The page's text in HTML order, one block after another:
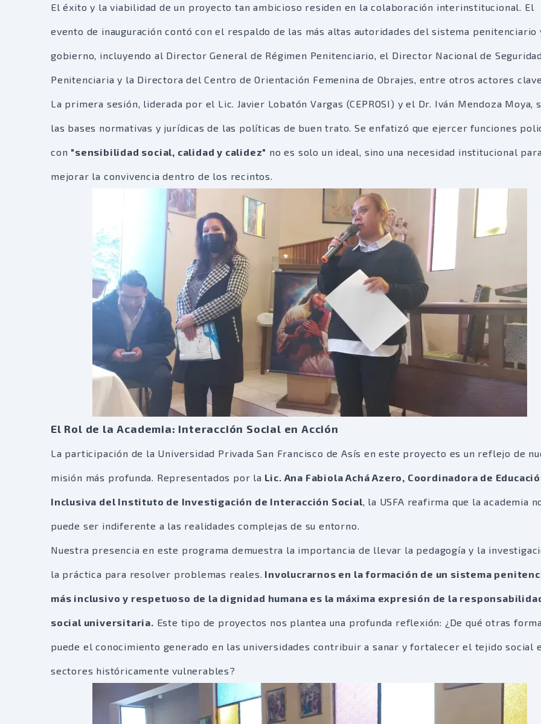
El éxito y la viabilidad de un proyecto tan ambicioso residen en la colaboración interinstitucional. El
evento de inauguración contó con el respaldo de las más altas autoridades del sistema penitenciario
gobierno, incluyendo al Director General de Régimen Penitenciario, el Director Nacional de Seguridad
Penitenciaria y la Directora del Centro de Orientación Femenina de Obrajes, entre otros actores
La primera sesión, liderada por el Lic. Javier Lobatón Vargas (CEPROSI) y el Dr. Iván Mendoza Moya,
las bases normativas y jurídicas de las políticas de buen trato. Se enfatizó que ejercer funciones
con "sensibilidad social, calidad y calidez" no es solo un ideal, sino una necesidad institucional para
mejorar la convivencia dentro de los recintos.
El Rol de la Academia: Interacción Social en Acción
La participación de la Universidad Privada San Francisco de Asís en este proyecto es un reflejo de
misión más profunda. Representados por la Lic. Ana Fabiola Achá Azero, Coordinadora de
Inclusiva del Instituto de Investigación de Interacción Social, la USFA reafirma que la academia
puede ser indiferente a las realidades complejas de su entorno.
Nuestra presencia en este programa demuestra la importancia de llevar la pedagogía y la
la práctica para resolver problemas reales. Involucrarnos en la formación de un sistema
más inclusivo y respetuoso de la dignidad humana es la máxima expresión de la
social universitaria. Este tipo de proyectos nos plantea una profunda reflexión: ¿De qué otras
puede el conocimiento generado en las universidades contribuir a sanar y fortalecer el tejido social
sectores históricamente vulnerables?